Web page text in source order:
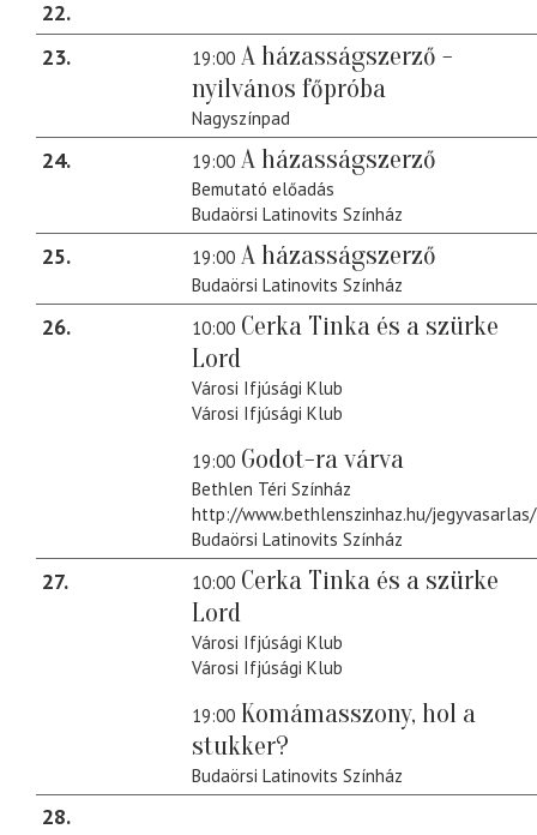
22
23
19:00 A házasságszerző -
nyilvános főpróba
Nagyszínpad
24 19:00 A házasságszerző
Bemutató előadás
Budaörsi Latinovits Színház
25 19:00 A házasságszerző
Budaörsi Latinovits Színház
26 10:00 Cerka Tinka és a szürke
Lord
Városi Ifjúsági Klub
Városi Ifjúsági Klub
19:00 Godot-ra várva
Bethlen Téri Színház
http://www.bethlenszinhaz.hu/jegyvasarlas/
Budaörsi Latinovits Színház
27 10:00 Cerka Tinka és a szürke
Lord
Városi Ifjúsági Klub
Városi Ifjúsági Klub
19:00 Komámasszony, hol a
stukker?
Budaörsi Latinovits Színház
28